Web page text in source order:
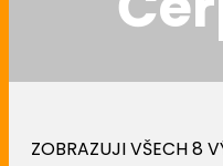
ZOBRAZUJI VŠECH 8